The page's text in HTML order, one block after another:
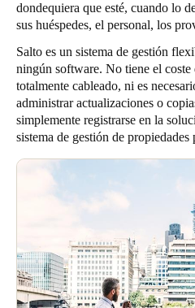
dondequiera que esté, cuando lo
sus huéspedes, el personal, los
Salto es un sistema de gestión
ningún software. No tiene el
totalmente cableado, ni es
administrar actualizaciones o
simplemente registrarse en la
sistema de gestión de propiedades